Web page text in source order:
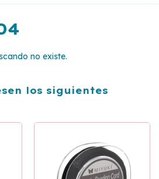
no existe.
los siguientes